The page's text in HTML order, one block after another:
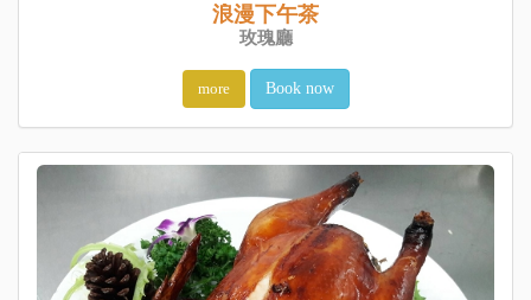
浪漫下午茶
玫瑰廳
more Book now